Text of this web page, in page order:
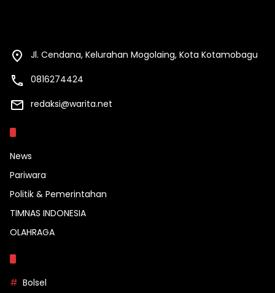
Jl. Cendana, Kelurahan Mogolaing, Kota Kotamobagu
0816274424
redaksi@warita.net
News
Pariwara
Politik & Pemerintahan
TIMNAS INDONESIA
OLAHRAGA
Bolsel